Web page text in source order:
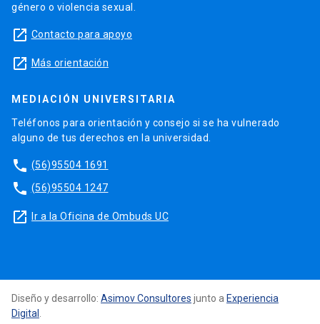
género o violencia sexual.
launch Contacto para apoyo
launch Más orientación
MEDIACIÓN UNIVERSITARIA
Teléfonos para orientación y consejo si se ha vulnerado
alguno de tus derechos en la universidad.
phone (56)95504 1691
phone (56)95504 1247
launch Ir a la Oficina de Ombuds UC
Diseño y desarrollo: Asimov Consultores junto a Experiencia
Digital